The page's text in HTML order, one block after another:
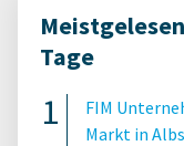
Tage
FIM
Markt in